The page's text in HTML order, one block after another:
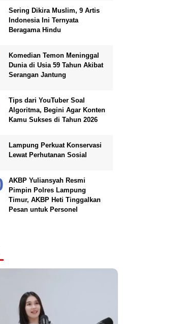
Sering Dikira Muslim, 9 Artis
Indonesia Ini Ternyata
Beragama Hindu
Komedian Temon Meninggal
Dunia di Usia 59 Tahun Akibat
Serangan Jantung
Tips dari YouTuber Soal
Algoritma, Begini Agar Konten
Kamu Sukses di Tahun 2026
Lampung Perkuat Konservasi
Lewat Perhutanan Sosial
AKBP Yuliansyah Resmi
Pimpin Polres Lampung
Timur, AKBP Heti Tinggalkan
Pesan untuk Personel